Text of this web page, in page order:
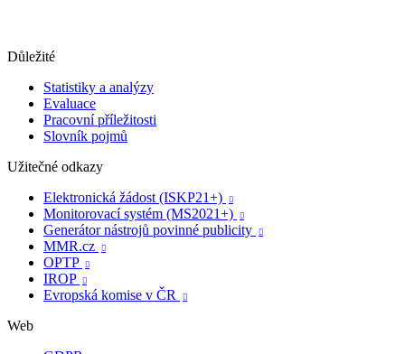
Důležité
Statistiky a analýzy
Evaluace
Pracovní příležitosti
Slovník pojmů
Užitečné odkazy
Elektronická žádost (ISKP21+)

Monitorovací systém (MS2021+) 
Generátor nástrojů povinné publicity 
MMR.cz 
OPTP 
IROP 
Evropská komise v ČR 
Web